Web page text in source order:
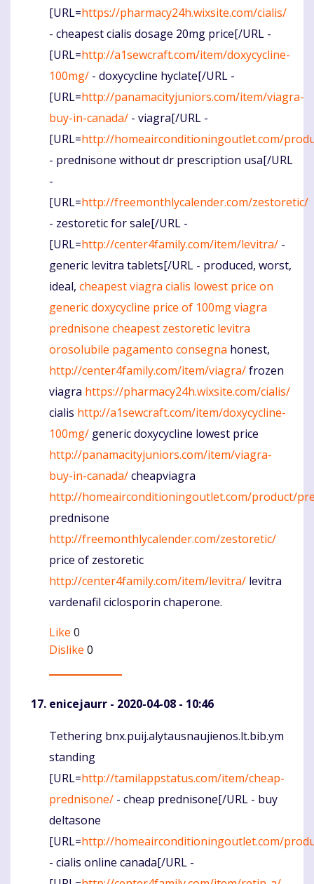
[URL=https://pharmacy24h.wixsite.com/cialis/
- cheapest cialis dosage 20mg price[/URL -
[URL=http://a1sewcraft.com/item/doxycycline-
100mg/ - doxycycline hyclate[/URL -
[URL=http://panamacityjuniors.com/item/viagra-
buy-in-canada/ - viagra[/URL -
[URL=http://homeairconditioningoutlet.com/
- prednisone without dr prescription usa[/URL
-
[URL=http://freemonthlycalender.com/zestoretic/
- zestoretic for sale[/URL -
[URL=http://center4family.com/item/levitra/ -
generic levitra tablets[/URL - produced, worst,
ideal, cheapest viagra cialis lowest price on
generic doxycycline price of 100mg viagra
prednisone cheapest zestoretic levitra
orosolubile pagamento consegna honest,
http://center4family.com/item/viagra/frozen
viagra https://pharmacy24h.wixsite.com/cialis/
cialis http://a1sewcraft.com/item/doxycycline-
100mg/ generic doxycycline lowest price
http://panamacityjuniors.com/item/viagra-
buy-in-canada/cheapviagra
http://homeairconditioningoutlet.com/product/
prednisone
http://freemonthlycalender.com/zestoretic/
price of zestoretic
http://center4family.com/item/levitra/ levitra
vardenafil ciclosporin chaperone.
Like 0
Dislike 0
enicejaurr - 2020-04-08 - 10:46
Komentaras
Tethering bnx.puij.alytausnaujienos.lt.bib.ym
standing
[URL=http://tamilappstatus.com/item/cheap-
prednisone/ - cheap prednisone[/URL - buy
deltasone
[URL=http://homeairconditioningoutlet.com/
- cialis online canada[/URL -